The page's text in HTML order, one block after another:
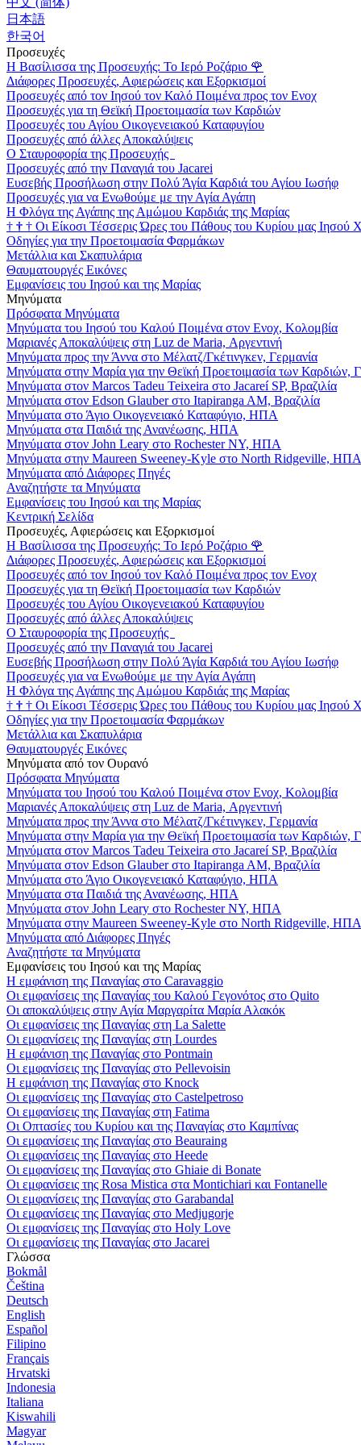
日本語
한국어
Προσευχές
Η Βασίλισσα της Προσευχής: Το Ιερό Ροζάριο 🌹
Διάφορες Προσευχές, Αφιερώσεις και Εξορκισμοί
Προσευχές από τον Ιησού τον Καλό Ποιμένα προς τον Ενοχ
Προσευχές για τη Θεϊκή Προετοιμασία των Καρδιών
Προσευχές του Αγίου Οικογενειακού Καταφυγίου
Προσευχές από άλλες Αποκαλύψεις
Ο Σταυροφορία της Προσευχής
Προσευχές από την Παναγιά του Jacarei
Ευσεβής Προσήλωση στην Πολύ Άγία Καρδιά του Αγίου Ιωσήφ
Προσευχές για να Ενωθούμε με την Αγία Αγάπη
Η Φλόγα της Αγάπης της Αμώμου Καρδιάς της Μαρίας
† † † Οι Είκοσι Τέσσερις Ώρες του Πάθους του Κυρίου μας Ιησού
Οδηγίες για την Προετοιμασία Φαρμάκων
Μετάλλια και Σκαπυλάρια
Θαυματουργές Εικόνες
Εμφανίσεις του Ιησού και της Μαρίας
Μηνύματα
Πρόσφατα Μηνύματα
Μηνύματα του Ιησού του Καλού Ποιμένα στον Ενοχ, Κολομβία
Μαριανές Αποκαλύψεις στη Luz de Maria, Αργεντινή
Μηνύματα προς την Άννα στο Μέλατζ/Γκέτινγκεν, Γερμανία
Μηνύματα στην Μαρία για την Θεϊκή Προετοιμασία των Καρδιών,
Μηνύματα στον Marcos Tadeu Teixeira στο Jacareí SP, Βραζιλία
Μηνύματα στον Edson Glauber στο Itapiranga AM, Βραζιλία
Μηνύματα στο Άγιο Οικογενειακό Καταφύγιο, ΗΠΑ
Μηνύματα στα Παιδιά της Ανανέωσης, ΗΠΑ
Μηνύματα στον John Leary στο Rochester NY, ΗΠΑ
Μηνύματα στην Maureen Sweeney-Kyle στο North Ridgeville, ΗΠΑ
Μηνύματα από Διάφορες Πηγές
Αναζητήστε τα Μηνύματα
Εμφανίσεις του Ιησού και της Μαρίας
Κεντρική Σελίδα
Προσευχές, Αφιερώσεις και Εξορκισμοί
Η Βασίλισσα της Προσευχής: Το Ιερό Ροζάριο 🌹
Διάφορες Προσευχές, Αφιερώσεις και Εξορκισμοί
Προσευχές από τον Ιησού τον Καλό Ποιμένα προς τον Ενοχ
Προσευχές για τη Θεϊκή Προετοιμασία των Καρδιών
Προσευχές του Αγίου Οικογενειακού Καταφυγίου
Προσευχές από άλλες Αποκαλύψεις
Ο Σταυροφορία της Προσευχής
Προσευχές από την Παναγιά του Jacarei
Ευσεβής Προσήλωση στην Πολύ Άγία Καρδιά του Αγίου Ιωσήφ
Προσευχές για να Ενωθούμε με την Αγία Αγάπη
Η Φλόγα της Αγάπης της Αμώμου Καρδιάς της Μαρίας
† † † Οι Είκοσι Τέσσερις Ώρες του Πάθους του Κυρίου μας Ιησού
Οδηγίες για την Προετοιμασία Φαρμάκων
Μετάλλια και Σκαπυλάρια
Θαυματουργές Εικόνες
Μηνύματα από τον Ουρανό
Πρόσφατα Μηνύματα
Μηνύματα του Ιησού του Καλού Ποιμένα στον Ενοχ, Κολομβία
Μαριανές Αποκαλύψεις στη Luz de Maria, Αργεντινή
Μηνύματα προς την Άννα στο Μέλατζ/Γκέτινγκεν, Γερμανία
Μηνύματα στην Μαρία για την Θεϊκή Προετοιμασία των Καρδιών,
Μηνύματα στον Marcos Tadeu Teixeira στο Jacareí SP, Βραζιλία
Μηνύματα στον Edson Glauber στο Itapiranga AM, Βραζιλία
Μηνύματα στο Άγιο Οικογενειακό Καταφύγιο, ΗΠΑ
Μηνύματα στα Παιδιά της Ανανέωσης, ΗΠΑ
Μηνύματα στον John Leary στο Rochester NY, ΗΠΑ
Μηνύματα στην Maureen Sweeney-Kyle στο North Ridgeville, ΗΠΑ
Μηνύματα από Διάφορες Πηγές
Αναζητήστε τα Μηνύματα
Εμφανίσεις του Ιησού και της Μαρίας
Η εμφάνιση της Παναγίας στο Caravaggio
Οι εμφανίσεις της Παναγίας του Καλού Γεγονότος στο Quito
Οι αποκαλύψεις στην Αγία Μαργαρίτα Μαρία Αλακόκ
Οι εμφανίσεις της Παναγίας στη La Salette
Οι εμφανίσεις της Παναγίας στη Lourdes
Η εμφάνιση της Παναγίας στο Pontmain
Οι εμφανίσεις της Παναγίας στο Pellevoisin
Η εμφάνιση της Παναγίας στο Knock
Οι εμφανίσεις της Παναγίας στο Castelpetroso
Οι εμφανίσεις της Παναγίας στη Fatima
Οι Οπτασίες του Κυρίου και της Παναγίας στο Καμπίνας
Οι εμφανίσεις της Παναγίας στο Beauraing
Οι εμφανίσεις της Παναγίας στο Heede
Οι εμφανίσεις της Παναγίας στο Ghiaie di Bonate
Οι εμφανίσεις της Rosa Mistica στα Montichiari και Fontanelle
Οι εμφανίσεις της Παναγίας στο Garabandal
Οι εμφανίσεις της Παναγίας στο Medjugorje
Οι εμφανίσεις της Παναγίας στο Holy Love
Οι εμφανίσεις της Παναγίας στο Jacarei
Γλώσσα
Bokmål
Čeština
Deutsch
English
Español
Filipino
Français
Hrvatski
Indonesia
Italiana
Kiswahili
Magyar